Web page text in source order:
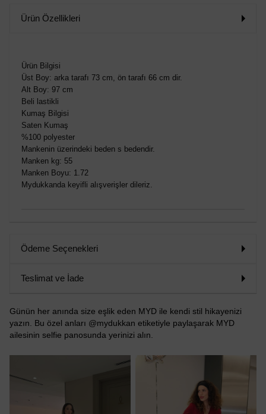
SİPARİŞ
Ürün Özellikleri
Ürün Bilgisi
Üst Boy: arka tarafı 73 cm, ön tarafı 66 cm dir.
Alt Boy: 97 cm
Beli lastikli
Kumaş Bilgisi
Saten Kumaş
%100 polyester
Mankenin üzerindeki beden s bedendir.
Manken kg: 55
Manken Boyu: 1.72
Mydukkanda keyifli alışverişler dileriz.
Ödeme Seçenekleri
Teslimat ve İade
Günün her anında size eşlik eden MYD ile kendi stil hikayenizi
yazın. Bu özel anları @mydukkan etiketiyle paylaşarak MYD
ailesinin selfie panosunda yerinizi alın.